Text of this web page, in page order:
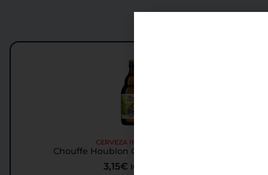
CERVEZA IMPORTADA
Chouffe Houblon Cerveza Importada
3,15€ IGIC incl.